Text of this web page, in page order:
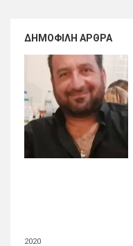
ΔΗΜΟΦΙΛΉ ΆΡΘΡΑ
2020